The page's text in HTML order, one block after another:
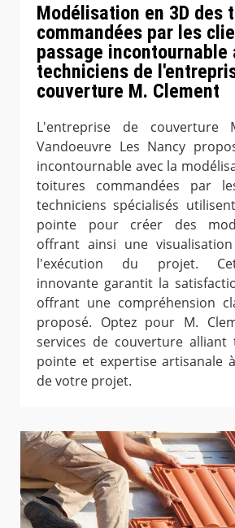
Modélisation en 3D des
commandées par les
passage incontournable
techniciens de
couverture M. Clement
L'entreprise de couverture
Vandoeuvre Les Nancy
incontournable avec la
toitures commandées par
techniciens spécialisés
pointe pour créer des
offrant ainsi une
l'exécution du projet.
innovante garantit la
offrant une compréhension
proposé. Optez pour M.
services de couverture alliant
pointe et expertise artisanale
de votre projet.